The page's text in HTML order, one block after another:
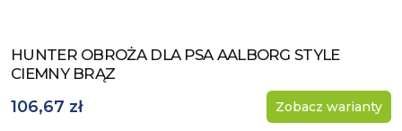
Zobacz produkt
HUNTER OBROŻA DLA PSA AALBORG STYLE
CIEMNY BRĄZ
106,67 zł Zobacz warianty